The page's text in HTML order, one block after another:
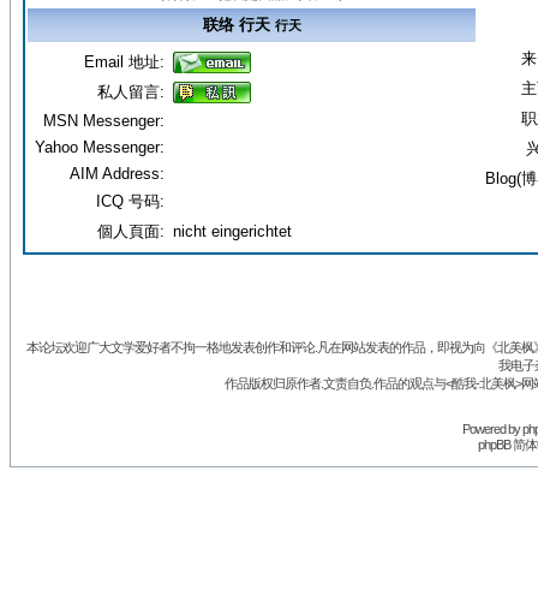
Blog(
联络 行天 行天
Email 地址:
私人留言:
MSN Messenger:
Yahoo Messenger:
AIM Address:
ICQ 号码:
個人頁面: nicht eingerichtet
本论坛欢迎广大文学爱好者不拘一格地发表创作和评论.凡在网站发表的作品，即视为向《北美
我电子
作品版权归原作者.文责自负.作品的观点与<酷我-北美枫>
Powered by
phpBB 简